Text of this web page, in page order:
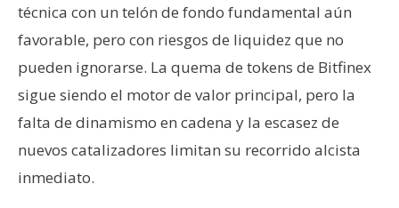
técnica con un telón de fondo fundamental aún
favorable, pero con riesgos de liquidez que no
pueden ignorarse. La quema de tokens de Bitfinex
sigue siendo el motor de valor principal, pero la
falta de dinamismo en cadena y la escasez de
nuevos catalizadores limitan su recorrido alcista
inmediato.